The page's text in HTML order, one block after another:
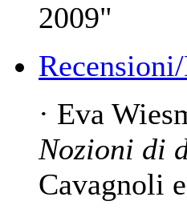
2009"
· Eva
Nozioni di
Cavagnoli